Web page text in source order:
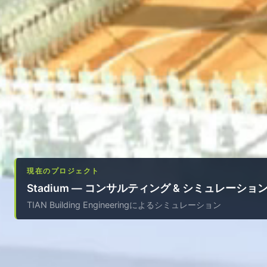
現在のプロジェクト
Stadium — コンサルティング & シミュレーショ
TIAN Building Engineeringによるシミュレーション